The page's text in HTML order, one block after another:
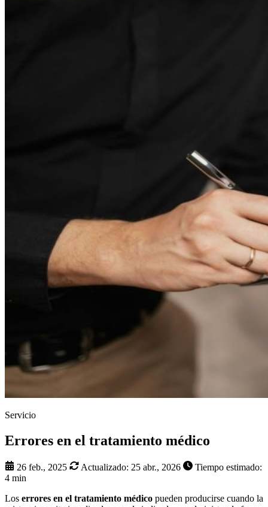
Servicio
Errores en el tratamiento médico
26 feb., 2025 Actualizado: 25 abr., 2026
Tiempo estimado:
4 min
Los errores en el tratamiento médico pueden producirse cuando la